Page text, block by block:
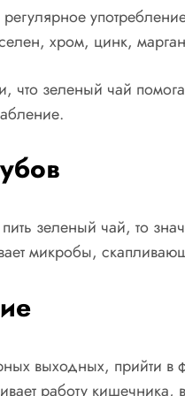
хром, цинк,
что зеленый чай
зеленый чай, то
микробы,
выходных, прийти в
работу